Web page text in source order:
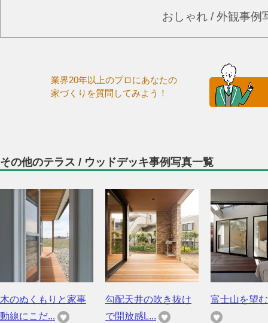
おしゃれ / 外観事例
業界20年以上のプロにあなたの
家づくりを質問してみよう！
その他のテラス / ウッドデッキ事例写真一覧
木のぬくもりと家事
動線にこだ...
勾配天井の吹き抜け
で開放感L...
富士山を望